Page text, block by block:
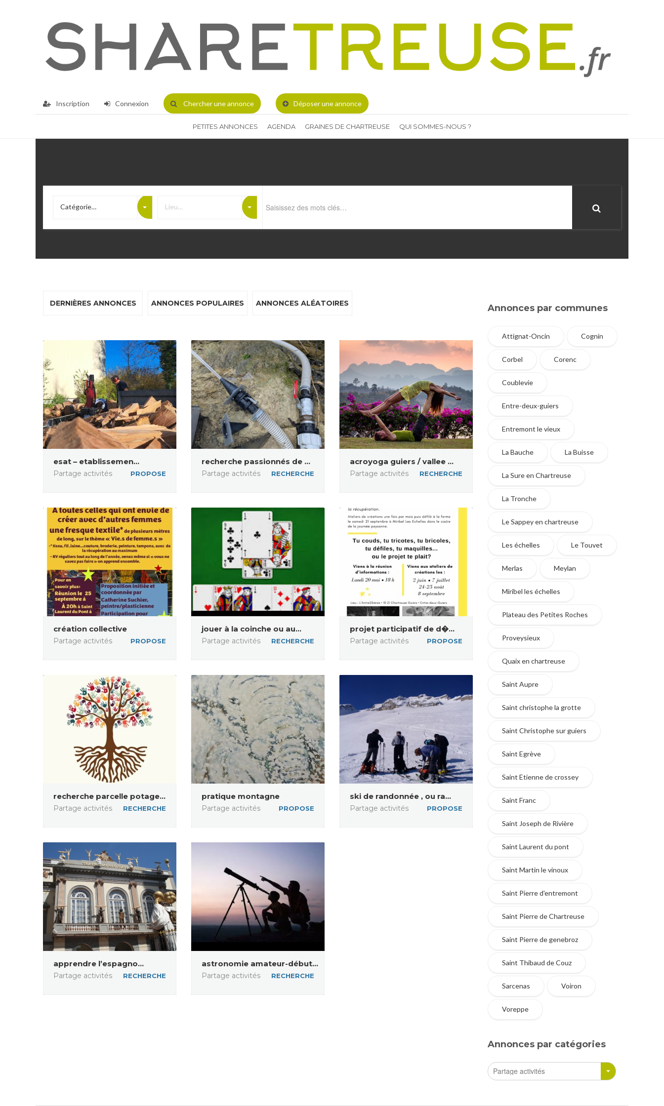
Inscription Connexion Chercherune annonce Déposer une annonce
PETITES ANNONCES AGENDA GRAINES DE CHARTREUSE QUI SOMMES-NOUS ?
Catégorie… Lieu…
DERNIÈRES ANNONCES ANNONCES POPULAIRES ANNONCES ALÉATOIRES
esat – etablissemen...
Partage activités PROPOSE
recherche passionnés de ...
Partage activités RECHERCHE
acroyoga guiers / vallee ...
Partage activités RECHERCHE
création collective
Partage activités PROPOSE
jouer à la coinche ou au...
Partage activités RECHERCHE
projet participatif de d�...
Partage activités PROPOSE
recherche parcelle potage...
Partage activités RECHERCHE
pratique montagne
Partage activités PROPOSE
ski de randonnée , ou ra...
Partage activités PROPOSE
apprendre l’espagno...
Partage activités RECHERCHE
astronomie amateur-début...
Partage activités RECHERCHE
Annonces par communes
Attignat-Oncin Cognin
Corbel Corenc
Coublevie
Entre-deux-guiers
Entremont le vieux
La Bauche La Buisse
La Sure en Chartreuse
La Tronche
Le Sappey en chartreuse
Les échelles Le Touvet
Merlas Meylan
Miribel les échelles
Plateau des Petites Roches
Proveysieux
Quaix en chartreuse
Saint Aupre
Saint christophe la grotte
Saint Christophe sur guiers
Saint Egrève
Saint Etienne de crossey
Saint Franc
Saint Joseph de Rivière
Saint Laurent du pont
Saint Martin le vinoux
Saint Pierre d'entremont
Saint Pierre de Chartreuse
Saint Pierre de genebroz
Saint Thibaud de Couz
Sarcenas Voiron
Voreppe
Annonces par catégories